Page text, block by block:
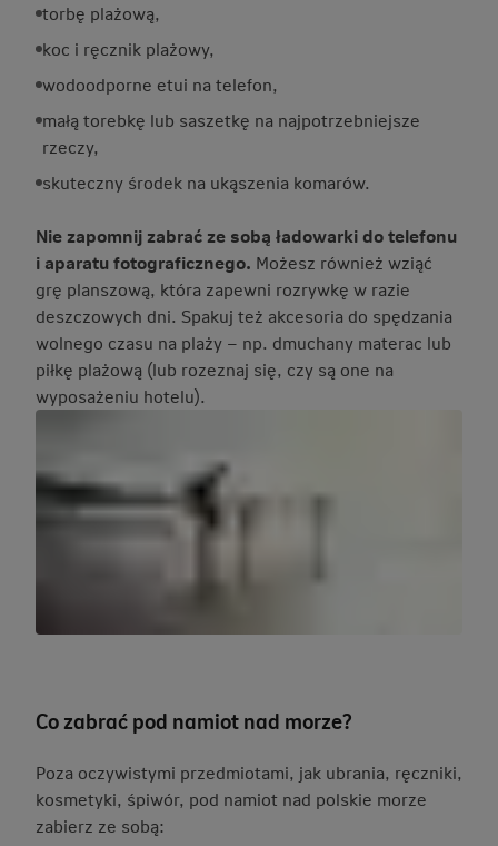
torbę plażową,
koc i ręcznik plażowy,
wodoodporne etui na telefon,
małą torebkę lub saszetkę na najpotrzebniejsze
rzeczy,
skuteczny środek na ukąszenia komarów.
Nie zapomnij zabrać ze sobą ładowarki do telefonu
i aparatu fotograficznego. Możesz również wziąć
grę planszową, która zapewni rozrywkę w razie
deszczowych dni. Spakuj też akcesoria do spędzania
wolnego czasu na plaży – np. dmuchany materac lub
piłkę plażową (lub rozeznaj się, czy są one na
wyposażeniu hotelu).
Co zabrać pod namiot nad morze?
Poza oczywistymi przedmiotami, jak ubrania, ręczniki,
kosmetyki, śpiwór, pod namiot nad polskie morze
zabierz ze sobą: